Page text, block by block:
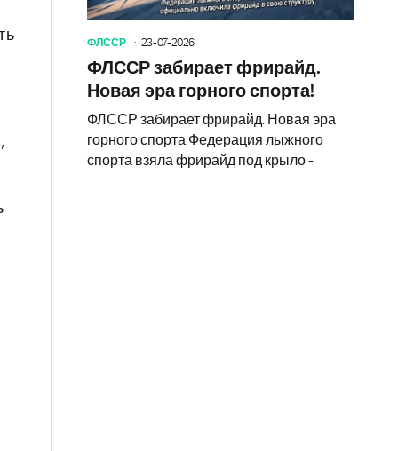
ФЛССР 23-07-2026
ФЛССР забирает фрирайд.
Новая эра горного спорта!
ФЛССР забирает фрирайд. Новая эра
горного спорта!Федерация лыжного
спорта взяла фрирайд под крыло -